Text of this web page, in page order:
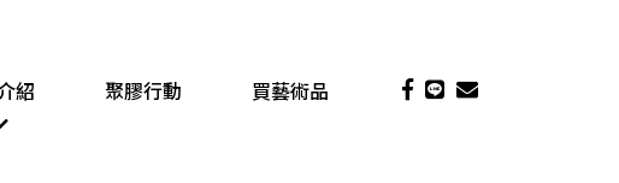
紹 聚膠行動 買藝術品